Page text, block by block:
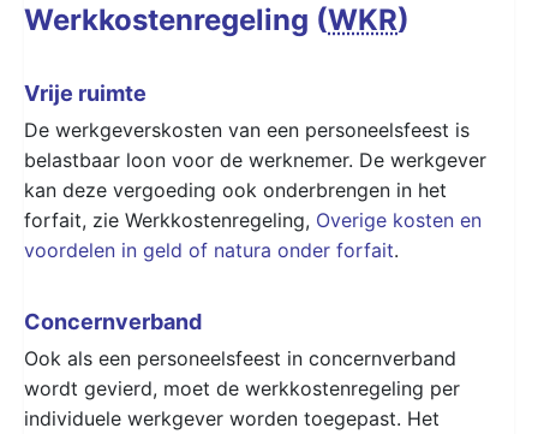
Werkkostenregeling (WKR)
Vrije ruimte
De werkgeverskosten van een personeelsfeest is
belastbaar loon voor de werknemer. De werkgever
kan deze vergoeding ook onderbrengen in het
forfait, zie Werkkostenregeling, Overige kosten en
voordelen in geld of natura onder forfait.
Concernverband
Ook als een personeelsfeest in concernverband
wordt gevierd, moet de werkkostenregeling per
individuele werkgever worden toegepast. Het